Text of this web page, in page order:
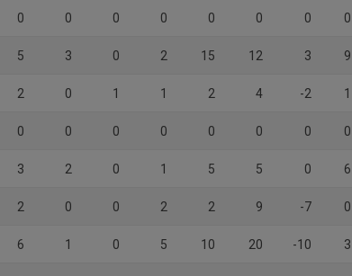
0 0 0 0 0 0 0 0
5 3 0 2 15 12 3 9
2 0 1 1 2 4 -2 1
0 0 0 0 0 0 0 0
3 2 0 1 5 5 0 6
2 0 0 2 2 9 -7 0
6 1 0 5 10 20 -10 3